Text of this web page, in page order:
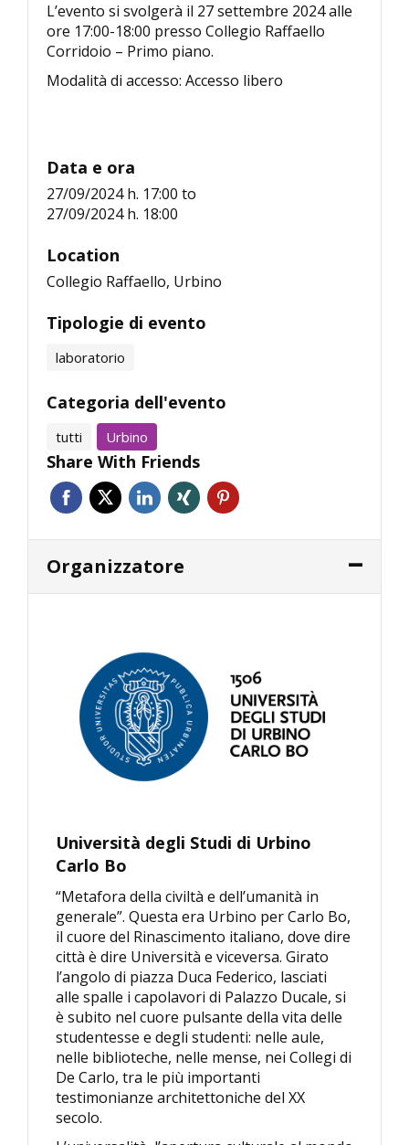
L’evento si svolgerà il 27 settembre 2024 alle
ore 17:00-18:00 presso Collegio Raffaello
Corridoio – Primo piano.
Modalità di accesso: Accesso libero
Data e ora
27/09/2024 h. 17:00 to
27/09/2024 h. 18:00
Location
Collegio Raffaello, Urbino
Tipologie di evento
laboratorio
Categoria dell'evento
tutti Urbino
Share With Friends
Organizzatore
Università degli Studi di Urbino
Carlo Bo
“Metafora della civiltà e dell’umanità in
generale”. Questa era Urbino per Carlo Bo,
il cuore del Rinascimento italiano, dove dire
città è dire Università e viceversa. Girato
l’angolo di piazza Duca Federico, lasciati
alle spalle i capolavori di Palazzo Ducale, si
è subito nel cuore pulsante della vita delle
studentesse e degli studenti: nelle aule,
nelle biblioteche, nelle mense, nei Collegi di
De Carlo, tra le più importanti
testimonianze architettoniche del XX
secolo.